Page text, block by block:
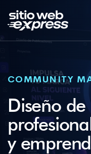
COMMUNITY
Diseño de
y